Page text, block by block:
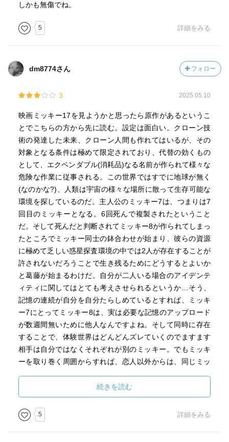
しかも無傷でね。
5 詳細をみる
dm8774さん フォロー
3 2025.05.10
映画ミッキー17を見ようかと思ったら原作があるというこ
とでこちらの方から先に読む。設定は面白い。クローン技
術の発達した未来、クローン人間も作れてはいるが、その
対象となる条件は極めて限定されており、代替の効くもの
として、エクペンダブル(消耗品)なる名前が作られて様々な
危険な作業に従事される。この世界ではすでに地球が無く
(なのかな?)、人類は宇宙の様々な場所に散って生存可能な
環境を探しているのだ。主人公のミッキー7は、つまりは7
回目のミッキーとなる。6回死んで複製されたということ
だ。そして死んだと判断されてミッキー8が作られてしまっ
たところでミッキー同士の鉢合わせが始まり、彼らの資源
に極めて乏しい惑星探査環境の中では2人が存在することが
許されないだろうことで生き残るためにどうするとよいか
と葛藤が始まるわけだ。自分が二人いる場合のアイデンテ
ィティに関してはとても考えさせられるというか…そう、
記憶の連続が自分を自分たらしめているとすれば、ミッキ
ー7にとってミッキー8は、実は必要な記憶のアップロード
が数週間無いために他人なんですよね。そして同時に存在
することで、体験世界はどんどんズレていくのでますます
相手は自分ではなくそれぞれが別のミッキー。でもミッキ
ーを取り巻く周囲からすれば、恋人以外からは、同じミッ
ちらかといえばコメディタッチなのでそれほど悲壮感があ
るわけではないけど、しっかり扱われているのは良い点か
なと。映画はよりコメディ寄りなのかな。アマプラで出て
きたら観ることにしよう。ちなみに続編もあるけど続編で
続きを読む
5 詳細をみる